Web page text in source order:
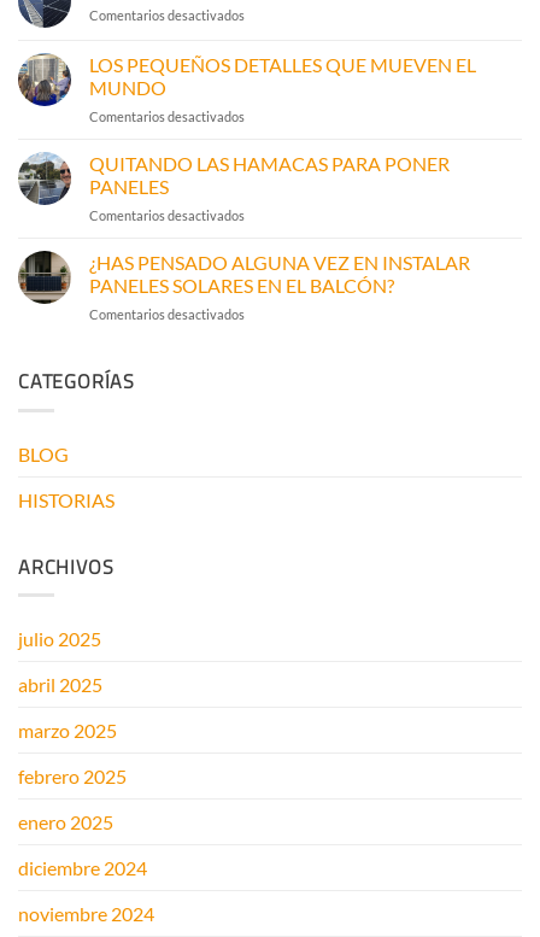
Comentarios desactivados
Y
APUESTA
LOS PEQUEÑOS DETALLES QUE MUEVEN EL
MUNDO
Comentarios desactivados
PEQUEÑOS
MUEVEN
MUNDO
QUITANDO LAS HAMACAS PARA PONER
PANELES
Comentarios desactivados
LAS
PARA
PONER
¿HAS PENSADO ALGUNA VEZ EN INSTALAR
PANELES SOLARES EN EL BALCÓN?
Comentarios desactivados
CATEGORÍAS
BLOG
HISTORIAS
ARCHIVOS
julio 2025
abril 2025
marzo 2025
febrero 2025
enero 2025
diciembre 2024
noviembre 2024